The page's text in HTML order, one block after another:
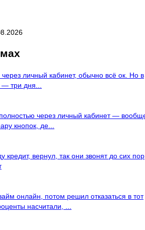
личный кабинет, обычно всё ок. Но в
— три дня...
через личный кабинет —
кнопок, де...
кредит, вернул, так они звонят до сих пор
онлайн, потом решил отказаться в тот
насчитали, ...